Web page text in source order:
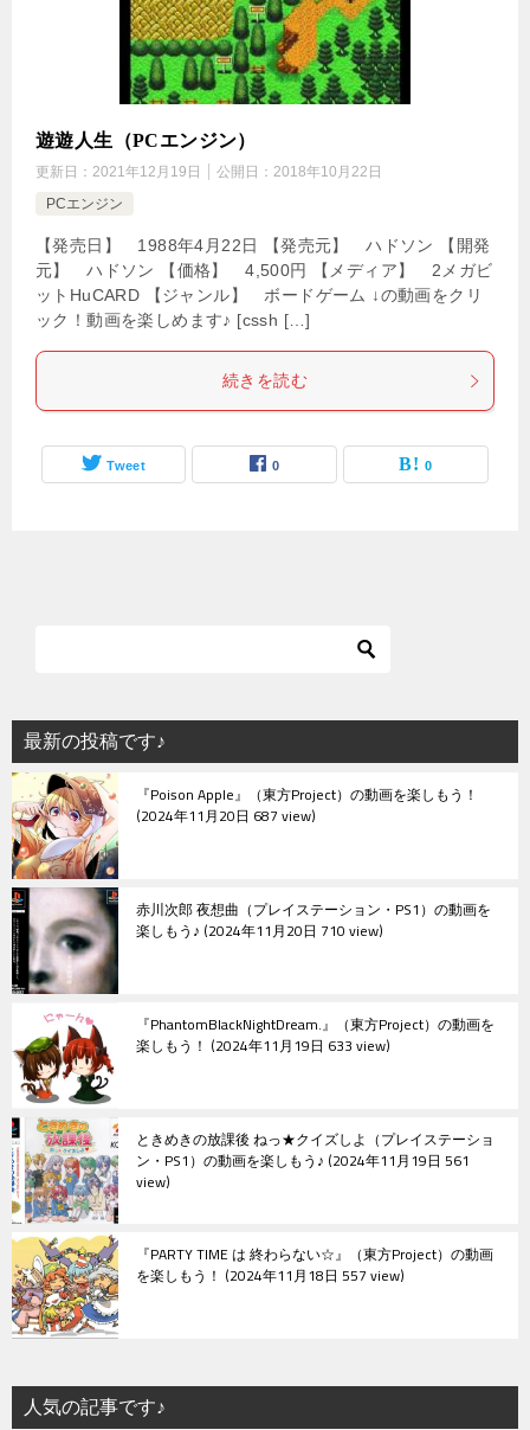
遊遊人生（PCエンジン）
更新日： 2021年12月19日 公開日： 2018年10月22日
PCエンジン
【発売日】 1988年4月22日 【発売元】 ハドソン 【開発
元】 ハドソン 【価格】 4,500円 【メディア】 2メガビ
ットHuCARD 【ジャンル】 ボードゲーム ↓の動画をクリ
ック！動画を楽しめます♪ [cssh […]
続きを読む
Tweet 0 0
最新の投稿です♪
『Poison Apple』（東方Project）の動画を楽しもう！
2024年11月20日 687 view
赤川次郎 夜想曲（プレイステーション・PS1）の動画を
楽しもう♪ 2024年11月20日 710 view
『PhantomBlackNightDream.』（東方Project）の動画を
楽しもう！ 2024年11月19日 633 view
ときめきの放課後 ねっ★クイズしよ（プレイステーショ
ン・PS1）の動画を楽しもう♪ 2024年11月19日 561
view
『PARTY TIME は 終わらない☆』（東方Project）の動画
を楽しもう！ 2024年11月18日 557 view
人気の記事です♪